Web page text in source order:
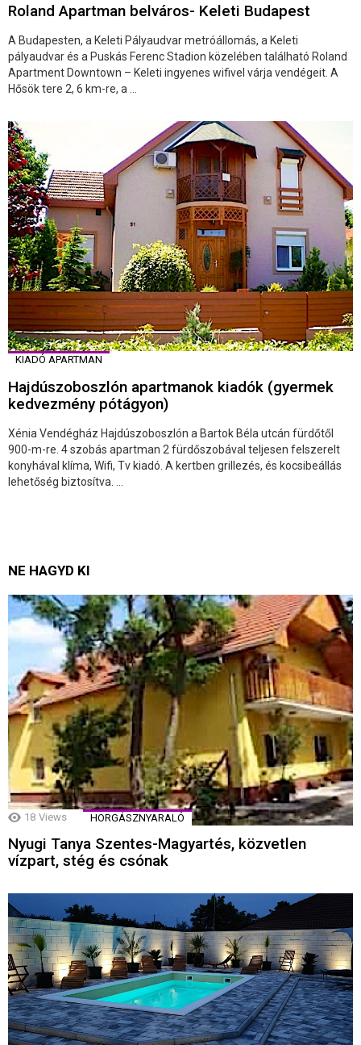
Roland Apartman belváros- Keleti Budapest
A Budapesten, a Keleti Pályaudvar metróállomás, a Keleti
pályaudvar és a Puskás Ferenc Stadion közelében található Roland
Apartment Downtown – Keleti ingyenes wifivel várja vendégeit. A
Hősök tere 2, 6 km-re, a ...
KIADÓ APARTMAN
Hajdúszoboszlón apartmanok kiadók (gyermek
kedvezmény pótágyon)
Xénia Vendégház Hajdúszoboszlón a Bartok Béla utcán fürdőtől
900-m-re. 4 szobás apartman 2 fürdőszobával teljesen felszerelt
konyhával klíma, Wifi, Tv kiadó. A kertben grillezés, és kocsibeállás
lehetőség biztosítva. ...
NE HAGYD KI
18 Views HORGÁSZNYARALÓ
Nyugi Tanya Szentes-Magyartés, közvetlen
vízpart, stég és csónak